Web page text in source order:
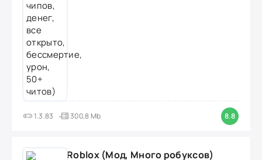
1.3.83 300,8 Mb 8.8
Roblox (Мод, Много робуксов)